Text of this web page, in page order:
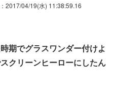
：2017/04/19(水) 11:38:59.16
期でグラスワンダー付けよ
クリーンヒーローにしたん